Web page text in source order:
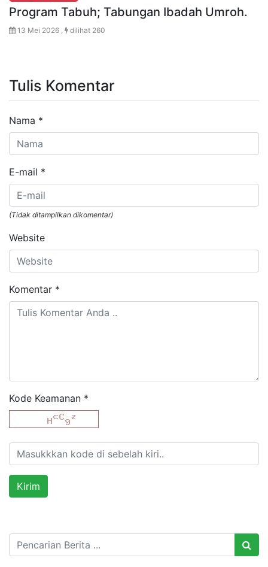
Program Tabuh; Tabungan Ibadah Umroh.
13 Mei 2026 , dilihat 260
Tulis Komentar
Nama *
E-mail *
(Tidak ditampilkan dikomentar)
Website
Komentar *
Kode Keamanan *